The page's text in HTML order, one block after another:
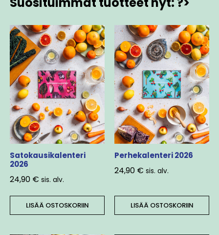
Satokausikalenteri
2026
24,90 € sis. alv.
LISÄÄ OSTOSKORIIN
Perhekalenteri 2026
24,90 € sis. alv.
LISÄÄ OSTOSKORIIN